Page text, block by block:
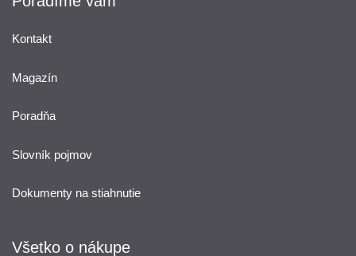
Kontakt
Magazín
Poradňa
Slovník pojmov
Dokumenty na stiahnutie
Všetko o nákupe